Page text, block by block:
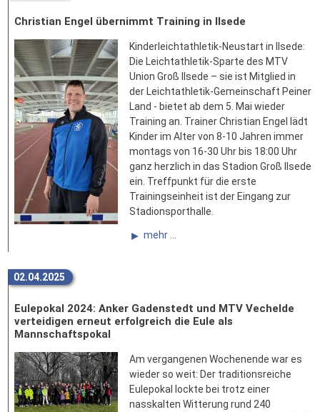
Christian Engel übernimmt Training in Ilsede
Kinderleichtathletik-Neustart in Ilsede:
Die Leichtathletik-Sparte des MTV
Union Groß Ilsede – sie ist Mitglied in
der Leichtathletik-Gemeinschaft Peiner
Land - bietet ab dem 5. Mai wieder
Training an. Trainer Christian Engel lädt
Kinder im Alter von 8-10 Jahren immer
montags von 16-30 Uhr bis 18:00 Uhr
ganz herzlich in das Stadion Groß Ilsede
ein. Treffpunkt für die erste
Trainingseinheit ist der Eingang zur
Stadionsporthalle.
mehr ...
02.04.2025
Eulepokal 2024: Anker Gadenstedt und MTV Vechelde
verteidigen erneut erfolgreich die Eule als
Mannschaftspokal
Am vergangenen Wochenende war es
wieder so weit: Der traditionsreiche
Eulepokal lockte bei trotz einer
nasskalten Witterung rund 240